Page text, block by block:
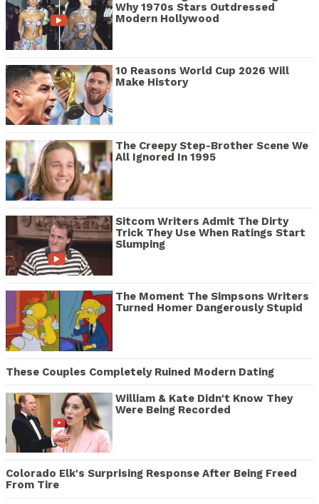
Why 1970s Stars Outdressed
Modern Hollywood
10 Reasons World Cup 2026 Will
Make History
The Creepy Step-Brother Scene We
All Ignored In 1995
Sitcom Writers Admit The Dirty
Trick They Use When Ratings Start
Slumping
The Moment The Simpsons Writers
Turned Homer Dangerously Stupid
These Couples Completely Ruined Modern Dating
William & Kate Didn't Know They
Were Being Recorded
Colorado Elk's Surprising Response After Being Freed
From Tire